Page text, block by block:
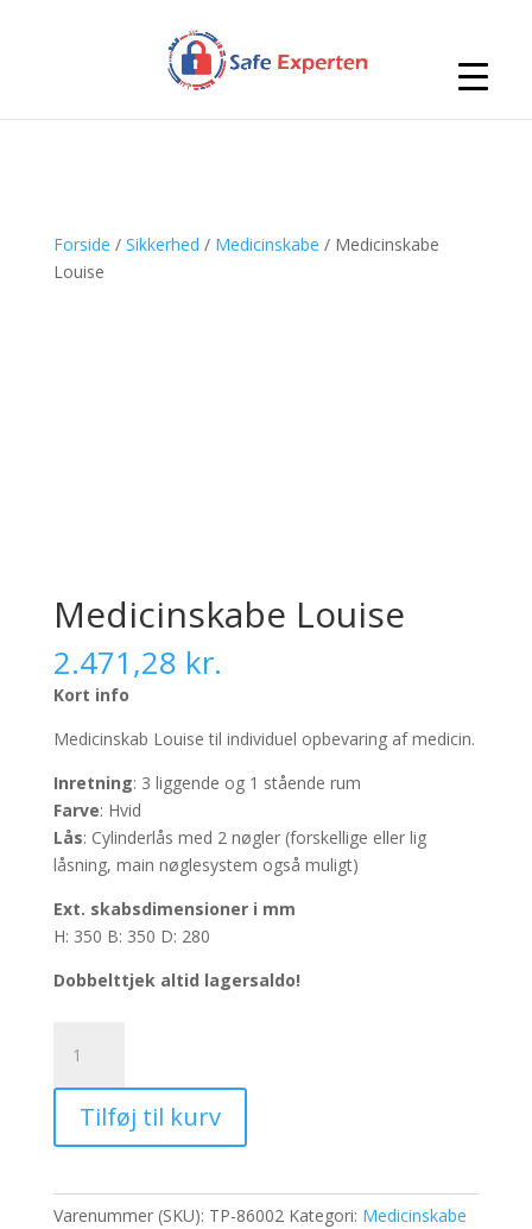
Forside / Sikkerhed / Medicinskabe / Medicinskabe
Louise
Medicinskabe Louise
2.471,28 kr.
Kort info
Medicinskab Louise til individuel opbevaring af medicin.
Inretning: 3 liggende og 1 stående rum
Farve: Hvid
Lås: Cylinderlås med 2 nøgler (forskellige eller lig
låsning, main nøglesystem også muligt)
Ext. skabsdimensioner i mm
H: 350 B: 350 D: 280
Dobbelttjek altid lagersaldo!
Louise
antal
Tilføj til kurv
Varenummer (SKU): TP-86002 Kategori: Medicinskabe